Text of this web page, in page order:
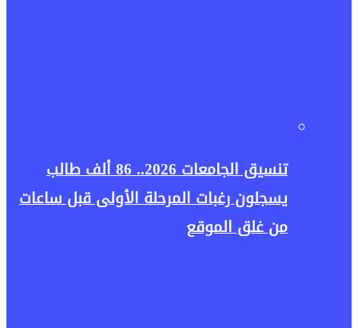
تنسيق الجامعات 2026.. 86 ألف طالب
يسجلون رغبات المرحلة الأولى قبل ساعات
من غلق الموقع